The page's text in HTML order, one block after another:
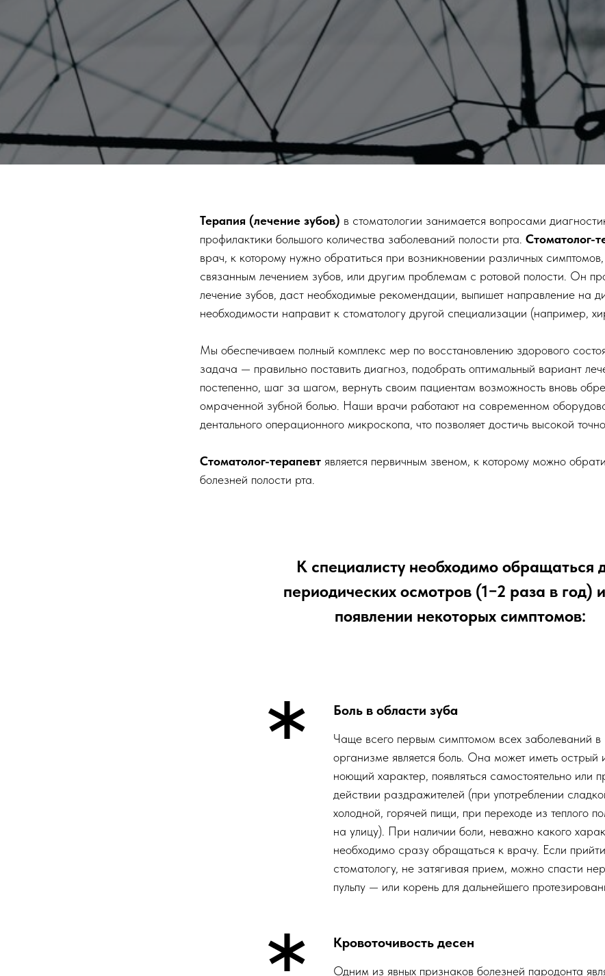
Терапия (лечение зубов) в стоматологии занимается вопросами
профилактики большого количества заболеваний полости рта. Стоматолог-
врач, к которому нужно обратиться при возникновении различных
связанным лечением зубов, или другим проблемам с ротовой полости. Он
лечение зубов, даст необходимые рекомендации, выпишет направление на
необходимости направит к стоматологу другой специализации (например,
Мы обеспечиваем полный комплекс мер по восстановлению здорового
задача — правильно поставить диагноз, подобрать оптимальный вариант
постепенно, шаг за шагом, вернуть своим пациентам возможность вновь
омраченной зубной болью. Наши врачи работают на современном
дентального операционного микроскопа, что позволяет достичь высокой
Стоматолог-терапевт является первичным звеном, к которому можно
болезней полости рта.
К специалисту необходимо обращаться
периодических осмотров (1−2 раза в год)
появлении некоторых симптомов:
Боль в области зуба
Чаще всего первым симптомом всех заболеваний в
организме является боль. Она может иметь острый
ноющий характер, появляться самостоятельно или
действии раздражителей (при употреблении
холодной, горячей пищи, при переходе из теплого
на улицу). При наличии боли, неважно какого
необходимо сразу обращаться к врачу. Если
стоматологу, не затягивая прием, можно спасти
пульпу — или корень для дальнейшего
Кровоточивость десен
Одним из явных признаков болезней пародонта